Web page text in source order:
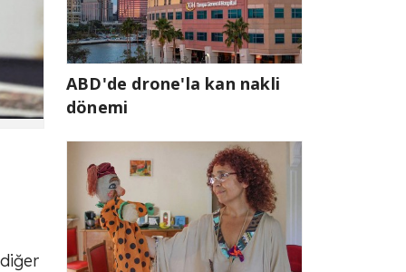
ABD'de drone'la kan nakli
dönemi